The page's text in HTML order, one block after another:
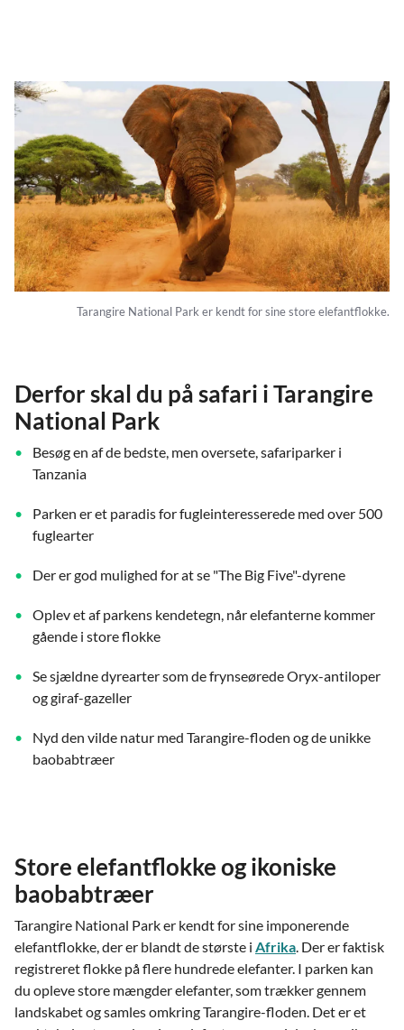
Tarangire National Park er kendt for sine store elefantflokke.
Derfor skal du på safari i Tarangire
National Park
Besøg en af de bedste, men oversete, safariparker i
Tanzania
Parken er et paradis for fugleinteresserede med over 500
fuglearter
Der er god mulighed for at se "The Big Five"-dyrene
Oplev et af parkens kendetegn, når elefanterne kommer
gående i store flokke
Se sjældne dyrearter som de frynseørede Oryx-antiloper
og giraf-gazeller
Nyd den vilde natur med Tarangire-floden og de unikke
baobabtræer
Store elefantflokke og ikoniske
baobabtræer
Tarangire National Park er kendt for sine imponerende
elefantflokke, der er blandt de største i Afrika. Der er faktisk
registreret flokke på flere hundrede elefanter. I parken kan
du opleve store mængder elefanter, som trækker gennem
landskabet og samles omkring Tarangire-floden. Det er et